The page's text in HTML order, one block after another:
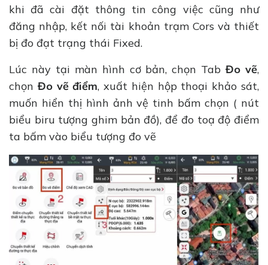
khi đã cài đặt thông tin công việc cũng như
đăng nhập, kết nối tài khoản trạm Cors và thiết
bị đo đạt trạng thái Fixed.
Lúc này tại màn hình cơ bản, chọn TabĐo vẽ,
chọnĐo vẽ điểm, xuất hiện hộp thoại khảo sát,
muốn hiển thị hình ảnh vệ tinh bấm chọn ( nút
biểu biru tượng ghim bản đồ), để đo toạ độ điểm
ta bấm vào biểu tượng đo vẽ